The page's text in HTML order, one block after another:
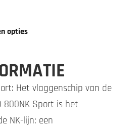
opties
Het vlaggenschip van de
800NK Sport is het
NK-lijn: een